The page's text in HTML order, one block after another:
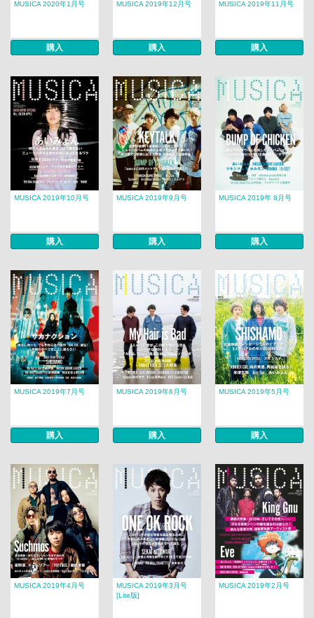
MUSICA 2020年1月号
購入
MUSICA 2019年12月号
購入
MUSICA 2019年11月号
購入
MUSICA 2019年10月号
購入
MUSICA 2019年9月号
購入
MUSICA 2019年 8月号​​
購入
MUSICA 2019年7月号
購入
MUSICA 2019年6月号
購入
MUSICA 2019年5月号
購入
MUSICA 2019年4月号
MUSICA 2019年3月号
[Lite版]
MUSICA 2019年2月号